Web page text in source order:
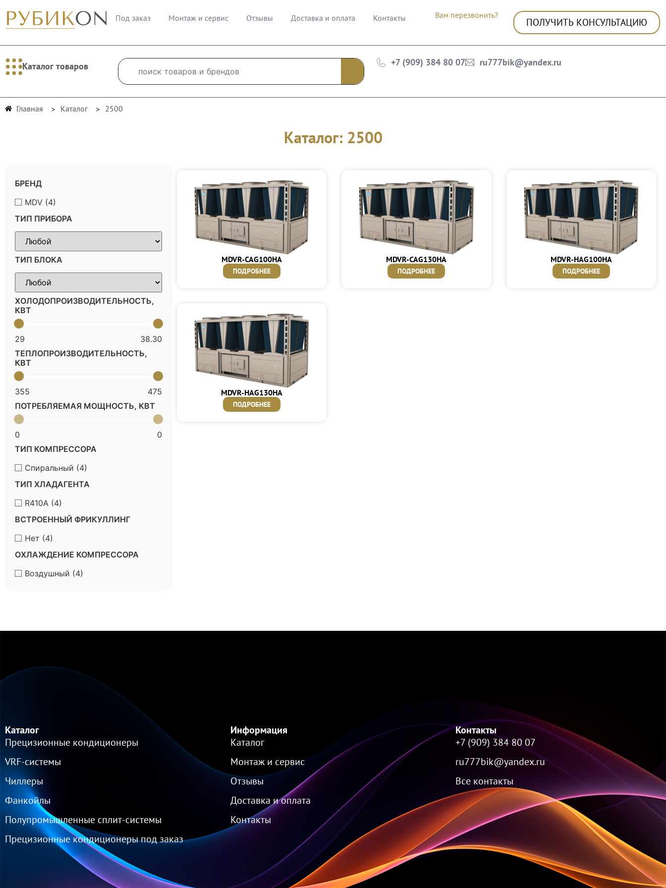
Под заказ Монтаж и сервис Отзывы Доставка и оплата Контакты Вам перезвонить?
ПОЛУЧИТЬ КОНСУЛЬТАЦИЮ
Каталог товаров +7 (909) 384 80 07 ru777bik@yandex.ru
Главная Каталог 2500
Каталог: 2500
БРЕНД
MDV (4)
ТИП ПРИБОРА
ТИП БЛОКА
ХОЛОДОПРОИЗВОДИТЕЛЬНОСТЬ,
КВТ
29
38.30
ТЕПЛОПРОИЗВОДИТЕЛЬНОСТЬ,
КВТ
355
475
ПОТРЕБЛЯЕМАЯ МОЩНОСТЬ, КВТ
0
0
ТИП КОМПРЕССОРА
Спиральный (4)
ТИП ХЛАДАГЕНТА
R410A (4)
ВСТРОЕННЫЙ ФРИКУЛЛИНГ
Нет (4)
ОХЛАЖДЕНИЕ КОМПРЕССОРА
Воздушный (4)
MDVR-CAG100HA
ПОДРОБНЕЕ
MDVR-CAG130HA
ПОДРОБНЕЕ
MDVR-HAG100HA
ПОДРОБНЕЕ
MDVR-HAG130HA
ПОДРОБНЕЕ
Каталог
Прецизионные кондиционеры
VRF-cистемы
Чиллеры
Фанкойлы
Полупромышленные сплит-системы
Прецизионные кондиционеры под заказ
Информация
Каталог
Монтаж и сервис
Отзывы
Доставка и оплата
Контакты
Контакты
+7 (909) 384 80 07
ru777bik@yandex.ru
Все контакты